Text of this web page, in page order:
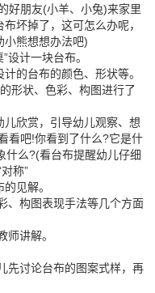
朋友(小羊、小兔)来家里
坏掉了，这可怎么办呢，
小熊想想办法吧)
计一块台布。
的台布的颜色、形状等。
状、色彩、构图进行了
欣赏，引导幼儿观察、想
看吧!你看到了什么?它是什
什么?(看台布提醒幼儿仔细
称”
见解。
构图表现手法等几个方面
讲解。
讨论台布的图案式样，再